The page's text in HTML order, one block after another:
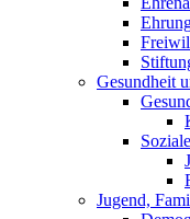
Gesundheit
Jugend,